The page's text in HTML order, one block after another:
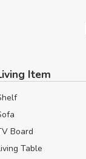
Item
Board
Table